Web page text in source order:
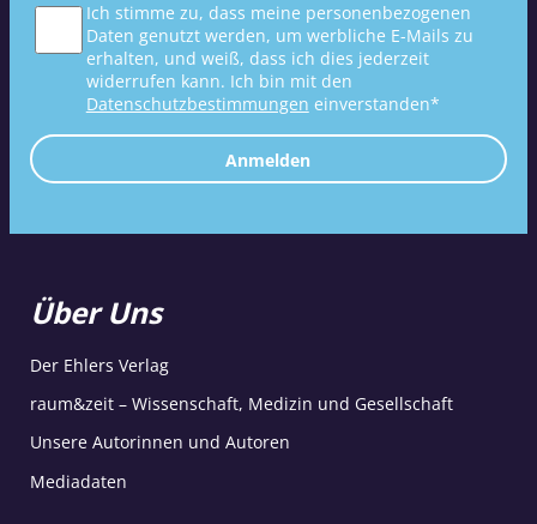
Ich stimme zu, dass meine personenbezogenen
Daten genutzt werden, um werbliche E-Mails zu
erhalten, und weiß, dass ich dies jederzeit
widerrufen kann. Ich bin mit den
Datenschutzbestimmungen einverstanden*
Anmelden
Über Uns
Der Ehlers Verlag
raum&zeit – Wissenschaft, Medizin und Gesellschaft
Unsere Autorinnen und Autoren
Mediadaten